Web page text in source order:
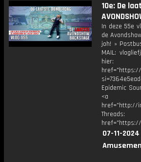
10e: De
In deze 55e
de
joh! »
MAIL:
hier:
href="https://
Epidemic
<a
href="http://
07-11-